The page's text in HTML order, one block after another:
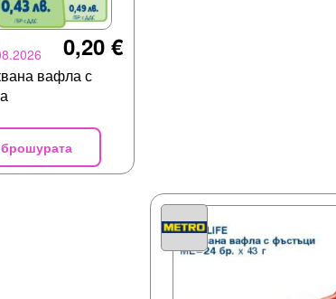
0,20 €
вафла с